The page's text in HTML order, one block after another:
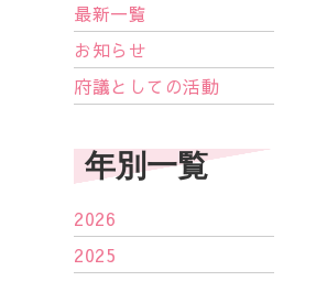
最新一覧
お知らせ
府議としての活動
年別一覧
2026
2025